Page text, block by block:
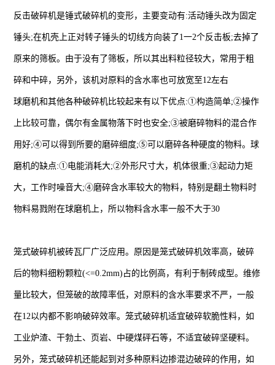
反击破碎机是锤式破碎机的变形，主要变动有:活动锤头改为固定
锤头;在机壳上正对转子锤头的切线方向装了1一2个反击板;去掉了
原来的筛板。由于没有了筛板，所以其出料粒径较大，常用于粗
碎和中碎，另外，该机对原料的含水率也可放宽至12左右
球磨机和其他各种破碎机比较起来有以下优点:①构造简单;②操作
上比较可靠，偶尔有金属物落下时也安全;③被磨碎物料的混合作
用好;④可以得到所要的磨碎细度;⑤可以磨碎各种硬度的物料。球
磨机的缺点:①电能消耗大;②外形尺寸大，机体很重;③起动力矩
大，工作时噪音大;④磨碎含水率较大的物料，特别是翻土物料时
物料易戮附在球磨机上，所以物料含水率一般不大于30
笼式破碎机被砖瓦厂广泛应用。原因是笼式破碎机效率高，破碎
后的物料细粉颗粒(<=0.2mm)占的比例高，有利于制砖成型。维修
量比较大，但笼破的故障率低，对原料的含水率要求不严，一般
在12以内都不影响破碎效率。笼式破碎机适宜破碎软脆性料，如
工业炉渣、干勃土、页岩、中硬煤砰石等，不适宜破碎坚硬料。
另外，笼式破碎机还能起到对多种原料边掺混边破碎的作用，如